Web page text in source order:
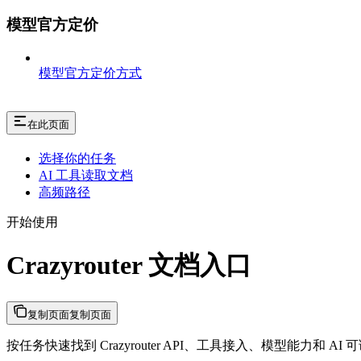
模型官方定价
模型官方定价方式
在此页面
选择你的任务
AI 工具读取文档
高频路径
开始使用
Crazyrouter 文档入口
复制页面复制页面
按任务快速找到 Crazyrouter API、工具接入、模型能力和 AI